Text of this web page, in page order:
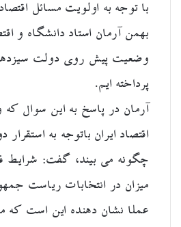
با توجه به اولویت مسائل
بهمن آرمان استاد دانشگاه و
وضعیت پیش روی دولت
پرداخته ایم.
آرمان در پاسخ به این سوال
اقتصاد ایران باتوجه به
چگونه می بیند، گفت: شرایط
میزان در انتخابات ریاست
عملا نشان دهنده این است که